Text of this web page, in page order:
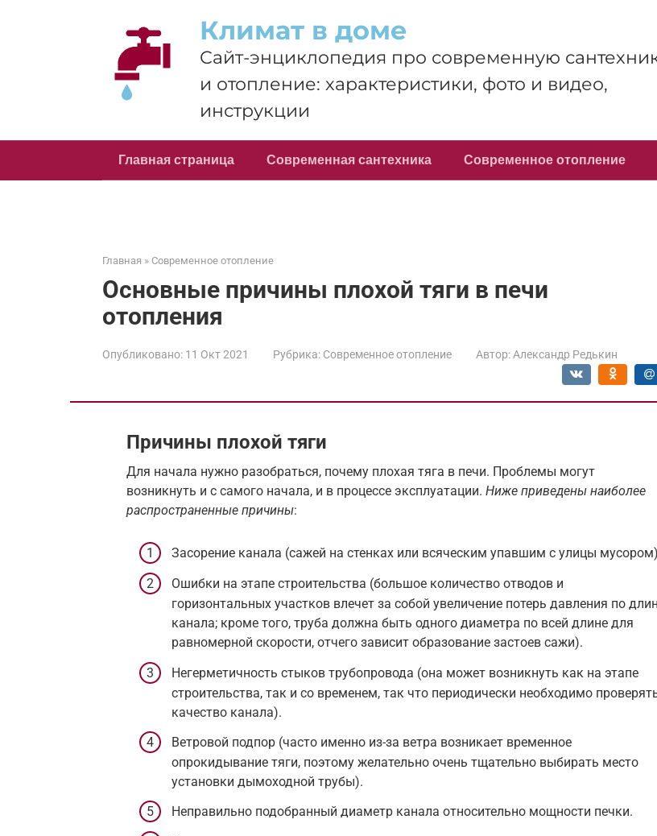
Климат в доме
Сайт-энциклопедия про современную
и отопление: характеристики, фото и видео,
инструкции
Главная страница Современная сантехника Современное отопление
Главная » Современное отопление
Основные причины плохой тяги в печи
отопления
Опубликовано: 11 Окт 2021 Рубрика: Современное отопление Автор: Александр Редькин
Причины плохой тяги
Для начала нужно разобраться, почему плохая тяга в печи. Проблемы могут
возникнуть и с самого начала, и в процессе эксплуатации. Ниже приведены наиболее
распространенные причины:
Засорение канала (сажей на стенках или всяческим упавшим с улицы
Ошибки на этапе строительства (большое количество отводов и
горизонтальных участков влечет за собой увеличение потерь давления по
канала; кроме того, труба должна быть одного диаметра по всей длине для
равномерной скорости, отчего зависит образование застоев сажи).
Негерметичность стыков трубопровода (она может возникнуть как на этапе
строительства, так и со временем, так что периодически необходимо
качество канала).
Ветровой подпор (часто именно из-за ветра возникает временное
опрокидывание тяги, поэтому желательно очень тщательно выбирать место
установки дымоходной трубы).
Неправильно подобранный диаметр канала относительно мощности печки.